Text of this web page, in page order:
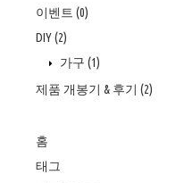
이벤트 (0)
DIY(2)
가구 (1)
제품 개봉기 & 후기 (2)
홈
태그